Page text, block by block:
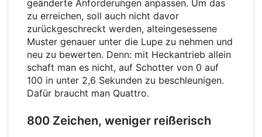
geänderte Anforderungen anpassen. Um das
zu erreichen, soll auch nicht davor
zurückgeschreckt werden, alteingesessene
Muster genauer unter die Lupe zu nehmen und
neu zu bewerten. Denn: mit Heckantrieb allein
schaft man es nicht, auf Schotter von 0 auf
100 in unter 2,6 Sekunden zu beschleunigen.
Dafür braucht man Quattro.
800 Zeichen, weniger reißerisch